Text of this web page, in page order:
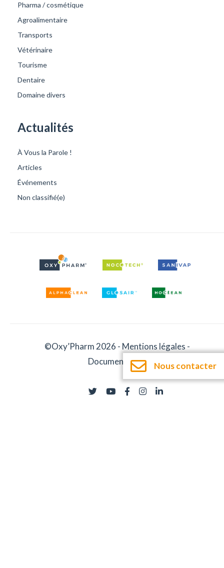
Pharma / cosmétique
Agroalimentaire
Transports
Vétérinaire
Tourisme
Dentaire
Domaine divers
Actualités
À Vous la Parole !
Articles
Événements
Non classifié(e)
©Oxy’Pharm 2026 - Mentions légales -
Documentation
Nous contacter